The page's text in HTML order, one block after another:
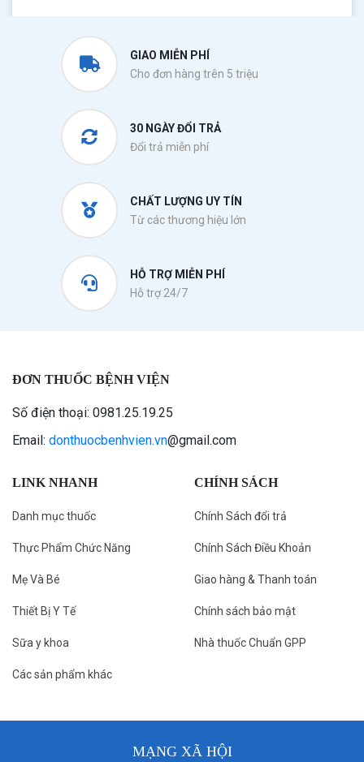
GIAO MIỄN PHÍ
Cho đơn hàng trên 5 triệu
30 NGÀY ĐỔI TRẢ
Đổi trả miễn phí
CHẤT LƯỢNG UY TÍN
Từ các thương hiệu lớn
HỖ TRỢ MIỄN PHÍ
Hỗ trợ 24/7
ĐƠN THUỐC BỆNH VIỆN
Số điện thoại: 0981.25.19.25
Email: donthuocbenhvien.vn@gmail.com
LINK NHANH
Danh mục thuốc
Thực Phẩm Chức Năng
Mẹ Và Bé
Thiết Bị Y Tế
Sữa y khoa
Các sản phẩm khác
CHÍNH SÁCH
Chính Sách đổi trả
Chính Sách Điều Khoản
Giao hàng & Thanh toán
Chính sách bảo mật
Nhà thuốc Chuẩn GPP
MẠNG XÃ HỘI